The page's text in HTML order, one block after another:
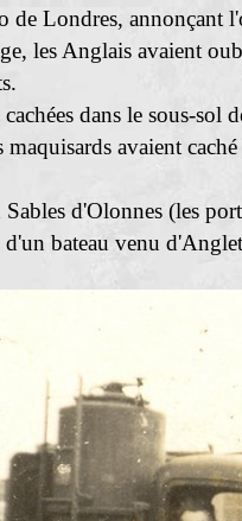
de Londres, annonçant
les Anglais avaient
dans le sous-sol
maquisards avaient
d'Olonnes (les
bateau venu